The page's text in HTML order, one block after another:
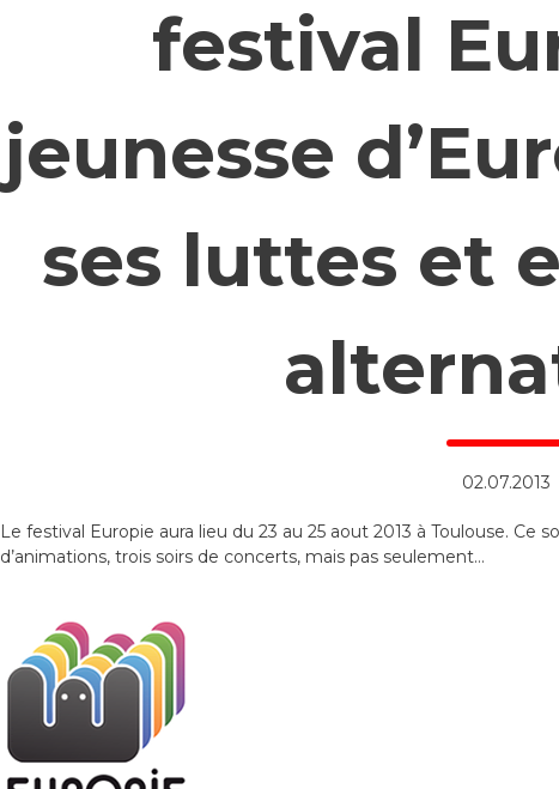
festival
jeunesse
ses luttes et
02.07.2013
Le festival Europie aura lieu du 23 au 25 aout 2013 à Toulouse. Ce
d’animations, trois soirs de concerts, mais pas seulement…